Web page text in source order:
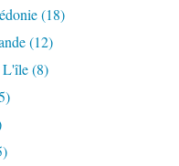
(18)
(12)
L'île(8)